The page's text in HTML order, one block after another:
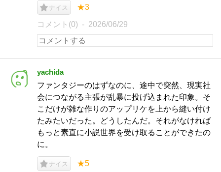
ナイス ★3
コメント(0) 2026/06/29
yachida
ファンタジーのはずなのに、途中で突然、現実社
会につながる主張が乱暴に投げ込まれた印象。そ
こだけが雑な作りのアップリケを上から縫い付け
たみたいだった。どうしたんだ。それがなければ
もっと素直に小説世界を受け取ることができたの
に。
ナイス ★5